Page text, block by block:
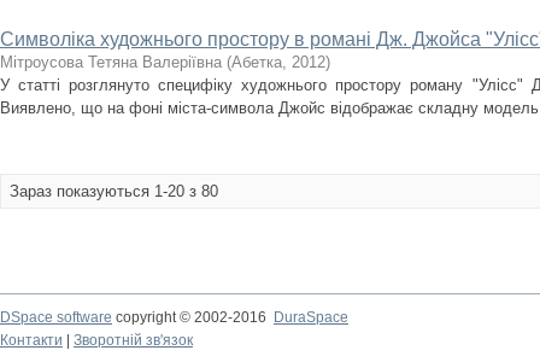
Символіка художнього простору в романі Дж. Джойса
Мітроусова Тетяна Валеріївна (Абетка, 2012)
У статті розглянуто специфіку художнього простору роману
Виявлено, що на фоні міста-символа Джойс відображає складну
Зараз показуються 1-20 з 80
DSpace software copyright © 2002-2016
DuraSpace
Контакти
Зворотній зв'язок